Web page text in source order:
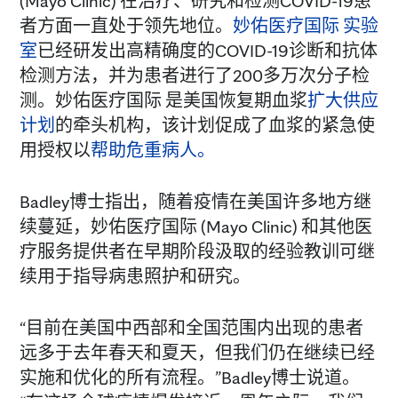
者方面一直处于领先地位。 妙佑医疗国际 实验
室已经研发出高精确度的COVID-19诊断和抗体
检测方法，并为患者进行了200多万次分子检
测。妙佑医疗国际 是美国恢复期血浆扩大供应
计划 的牵头机构，该计划促成了血浆的紧急使
用授权以帮助危重病人。
Badley博士指出，随着疫情在美国许多地方继
续蔓延，妙佑医疗国际 (Mayo Clinic) 和其他医
疗服务提供者在早期阶段汲取的经验教训可继
续用于指导病患照护和研究。
“目前在美国中西部和全国范围内出现的患者
远多于去年春天和夏天，但我们仍在继续已经
实施和优化的所有流程。”Badley博士说道。